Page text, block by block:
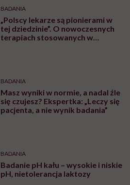
BADANIA
„Polscy lekarze są pionierami w
tej dziedzinie”. O nowoczesnych
terapiach stosowanych w
BADANIA
Masz wyniki w normie, a nadal źle
się czujesz? Ekspertka: „Leczy się
pacjenta, a nie wynik badania”
BADANIA
Badanie pH kału – wysokie i niskie
pH, nietolerancja laktozy